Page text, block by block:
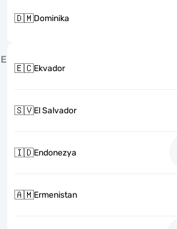
🇩🇲Dominika
E
🇪🇨Ekvador
🇸🇻El Salvador
🇮🇩Endonezya
🇦🇲Ermenistan